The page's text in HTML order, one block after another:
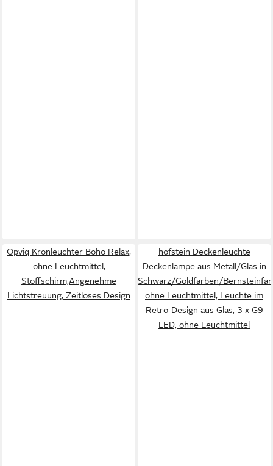
Opviq Kronleuchter Boho Relax,
ohne Leuchtmittel,
Stoffschirm,Angenehme
Lichtstreuung, Zeitloses Design
hofstein Deckenleuchte
Deckenlampe aus Metall/Glas in
Schwarz/Goldfarben/
ohne Leuchtmittel, Leuchte im
Retro-Design aus Glas, 3 x G9
LED, ohne Leuchtmittel